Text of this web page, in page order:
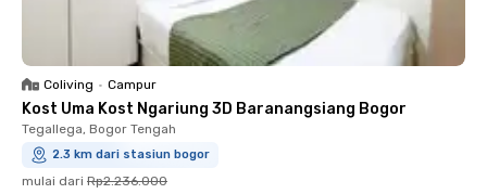
Coliving • Campur
Kost Uma Kost Ngariung 3D Baranangsiang Bogor
Tegallega, Bogor Tengah
2.3 km dari stasiun bogor
mulai dari Rp2.236.000